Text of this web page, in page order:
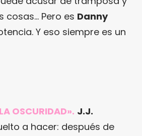
cosas… Pero es Danny
Y eso siempre es un
OSCURIDAD». J.J.
a hacer: después de